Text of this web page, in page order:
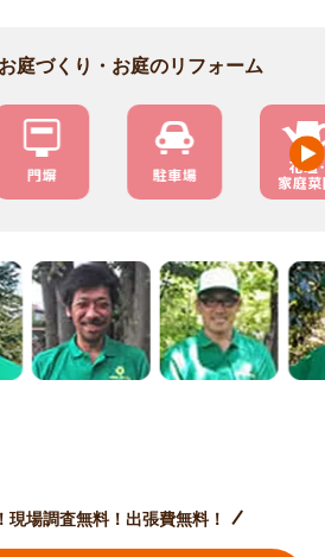
庭づくり・お庭のリフォーム
現場調査無料！出張費無料！